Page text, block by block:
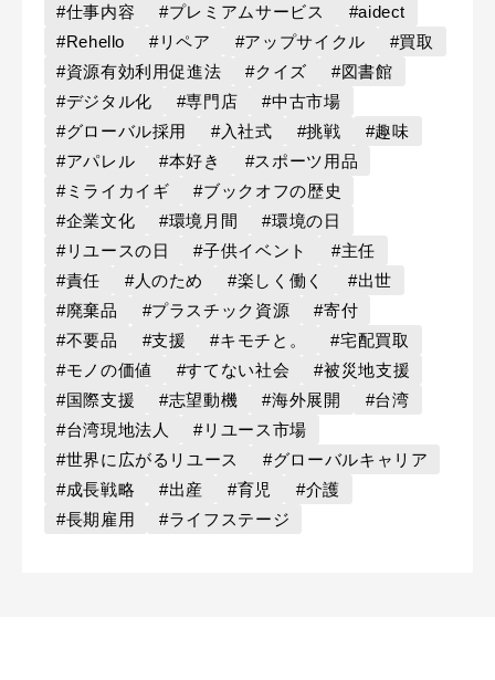
#仕事内容
#プレミアムサービス
#aidect
#Rehello
#リペア #アップサイクル
#買取
#資源有効利用促進法
#クイズ
#図書館
#デジタル化
#専門店
#中古市場
#グローバル採用
#入社式 #挑戦
#趣味
#アパレル
#本好き
#スポーツ用品
#ミライカイギ
#ブックオフの歴史
#企業文化
#環境月間
#環境の日
#リユースの日
#子供イベント
#主任
#責任
#人のため #楽しく働く
#出世
#廃棄品
#プラスチック資源
#寄付
#不要品
#支援 #キモチと。
#宅配買取
#モノの価値
#すてない社会
#被災地支援
#国際支援
#志望動機 #海外展開
#台湾
#台湾現地法人
#リユース市場
#世界に広がるリユース
#グローバルキャリア
#成長戦略
#出産 #育児
#介護
#長期雇用
#ライフステージ